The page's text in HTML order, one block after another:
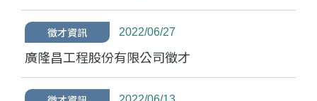
徵才資訊 2022/06/27
廣隆昌工程股份有限公司徵才